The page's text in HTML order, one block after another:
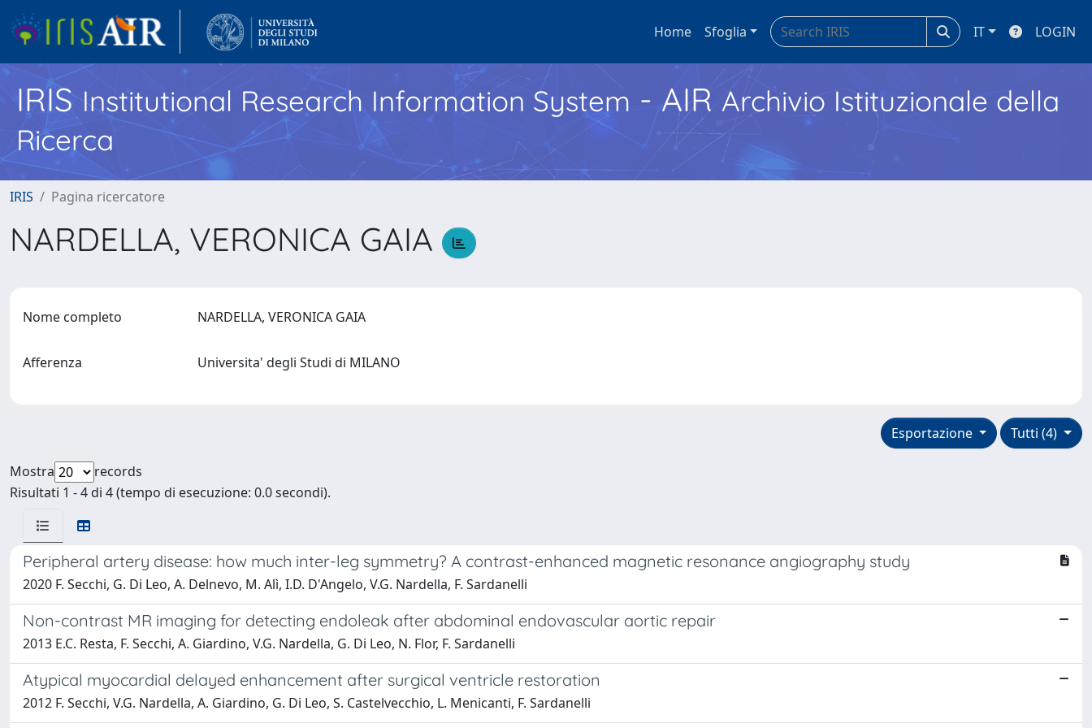
Home Sfoglia IT LOGIN
IRISInstitutional Research Information System - AIR Archivio Istituzionale della
Ricerca
IRIS Pagina ricercatore
NARDELLA, VERONICA GAIA
Nome completo NARDELLA, VERONICA GAIA
Afferenza Universita' degli Studi di MILANO
Tutti (4)
Esportazione
Mostra
records
Risultati 1 - 4 di 4 (tempo di esecuzione: 0.0 secondi).
Peripheral artery disease: how much inter-leg symmetry? A contrast-enhanced magnetic resonance angiography study
2020 F. Secchi, G. Di Leo, A. Delnevo, M. Alì, I.D. D'Angelo, V.G. Nardella, F. Sardanelli
Non-contrast MR imaging for detecting endoleak after abdominal endovascular aortic repair
2013 E.C. Resta, F. Secchi, A. Giardino, V.G. Nardella, G. Di Leo, N. Flor, F. Sardanelli
Atypical myocardial delayed enhancement after surgical ventricle restoration
2012 F. Secchi, V.G. Nardella, A. Giardino, G. Di Leo, S. Castelvecchio, L. Menicanti, F. Sardanelli